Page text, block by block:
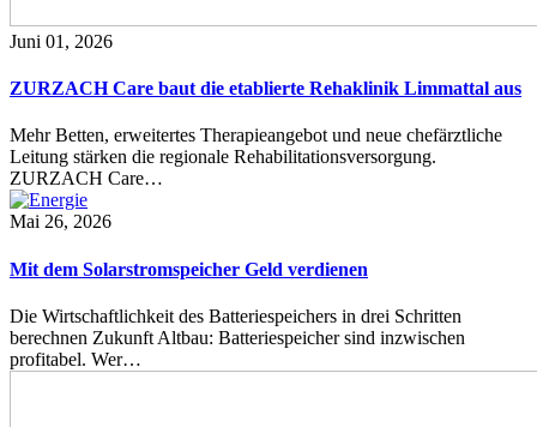
Juni 01, 2026
ZURZACH Care baut die etablierte Rehaklinik Limmattal aus
Mehr Betten, erweitertes Therapieangebot und neue chefärztliche
Leitung stärken die regionale Rehabilitationsversorgung.
ZURZACH Care…
Mai 26, 2026
Mit dem Solarstromspeicher Geld verdienen
Die Wirtschaftlichkeit des Batteriespeichers in drei Schritten
berechnen Zukunft Altbau: Batteriespeicher sind inzwischen
profitabel. Wer…